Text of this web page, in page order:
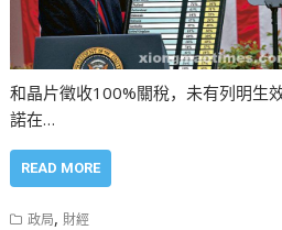
和晶片徵收100%關稅，未有列明生
諾在…
READ MORE
政局, 財經